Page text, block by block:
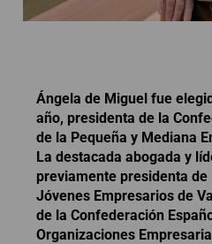
Ángela de Miguel fue
año, presidenta de la
de la Pequeña y Mediana
La destacada abogada y
previamente presidenta
Jóvenes Empresarios de
de la Confederación
Organizaciones